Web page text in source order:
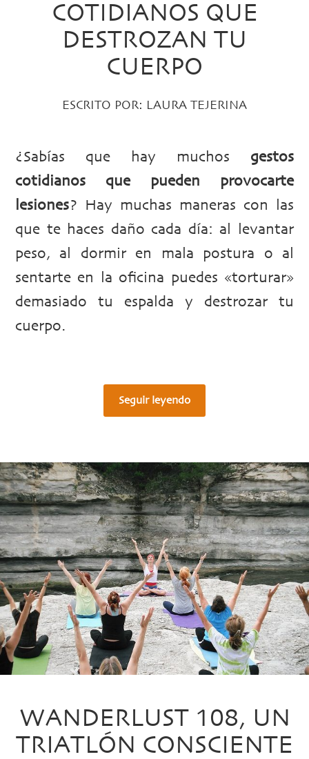
COTIDIANOS QUE
DESTROZAN TU
CUERPO
ESCRITO POR: LAURA TEJERINA
¿Sabías que hay muchos gestos
cotidianos que pueden provocarte
lesiones? Hay muchas maneras con las
que te haces daño cada día: al levantar
peso, al dormir en mala postura o al
sentarte en la oficina puedes «torturar»
demasiado tu espalda y destrozar tu
cuerpo.
Seguir leyendo
WANDERLUST 108, UN
TRIATLÓN CONSCIENTE